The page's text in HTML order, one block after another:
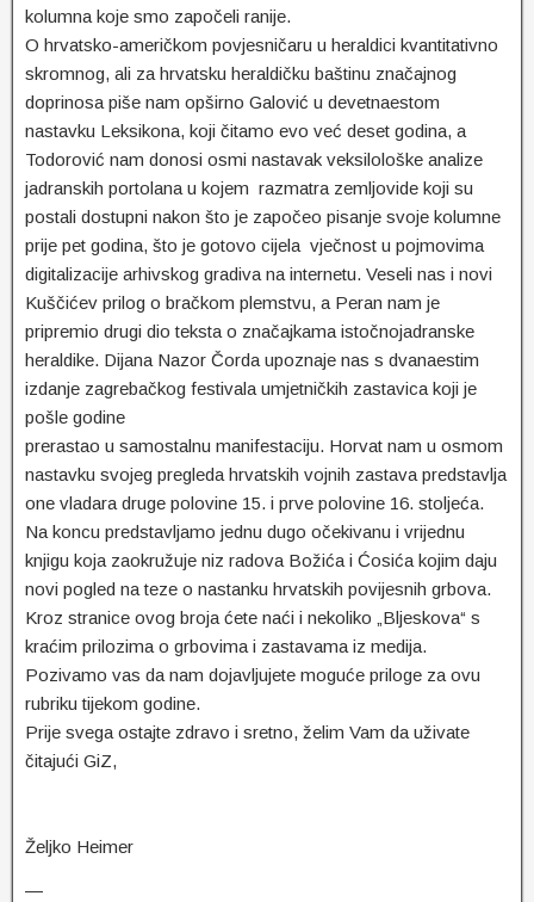
kolumna koje smo započeli ranije.
O hrvatsko-američkom povjesničaru u heraldici kvantitativno
skromnog, ali za hrvatsku heraldičku baštinu značajnog
doprinosa piše nam opširno Galović u devetnaestom
nastavku Leksikona, koji čitamo evo već deset godina, a
Todorović nam donosi osmi nastavak veksilološke analize
jadranskih portolana u kojem razmatra zemljovide koji su
postali dostupni nakon što je započeo pisanje svoje kolumne
prije pet godina, što je gotovo cijela vječnost u pojmovima
digitalizacije arhivskog gradiva na internetu. Veseli nas i novi
Kuščićev prilog o bračkom plemstvu, a Peran nam je
pripremio drugi dio teksta o značajkama istočnojadranske
heraldike. Dijana Nazor Čorda upoznaje nas s dvanaestim
izdanje zagrebačkog festivala umjetničkih zastavica koji je
pošle godine
prerastao u samostalnu manifestaciju. Horvat nam u osmom
nastavku svojeg pregleda hrvatskih vojnih zastava predstavlja
one vladara druge polovine 15. i prve polovine 16. stoljeća.
Na koncu predstavljamo jednu dugo očekivanu i vrijednu
knjigu koja zaokružuje niz radova Božića i Ćosića kojim daju
novi pogled na teze o nastanku hrvatskih povijesnih grbova.
Kroz stranice ovog broja ćete naći i nekoliko „Bljeskova“ s
kraćim prilozima o grbovima i zastavama iz medija.
Pozivamo vas da nam dojavljujete moguće priloge za ovu
rubriku tijekom godine.
Prije svega ostajte zdravo i sretno, želim Vam da uživate
čitajući GiZ,
Željko Heimer
—